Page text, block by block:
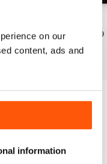
on our
content, ads and
information
Comprar por
€5,99
Ver| Añadir a la